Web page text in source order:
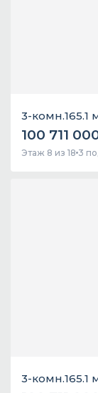
3-комн.165.1
100 711
Этаж 8 из 18 3
3-комн.165.1